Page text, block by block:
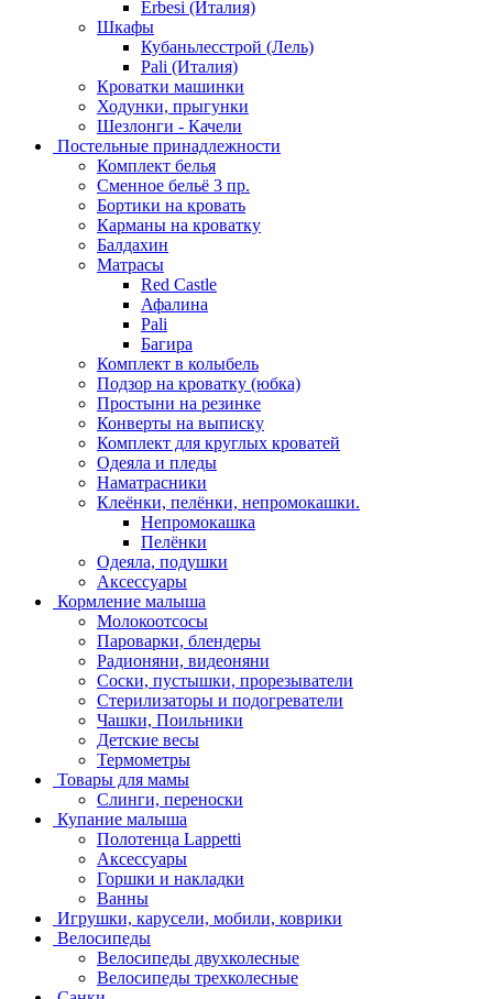
Erbesi (Италия)
Шкафы
Кубаньлесстрой (Лель)
Pali (Италия)
Кроватки машинки
Ходунки, прыгунки
Шезлонги - Качели
Постельные принадлежности
Комплект белья
Сменное бельё 3 пр.
Бортики на кровать
Карманы на кроватку
Балдахин
Матрасы
Red Castle
Афалина
Pali
Багира
Комплект в колыбель
Подзор на кроватку (юбка)
Простыни на резинке
Конверты на выписку
Комплект для круглых кроватей
Одеяла и пледы
Наматрасники
Клеёнки, пелёнки, непромокашки.
Непромокашка
Пелёнки
Одеяла, подушки
Аксессуары
Кормление малыша
Молокоотсосы
Пароварки, блендеры
Радионяни, видеоняни
Соски, пустышки, прорезыватели
Стерилизаторы и подогреватели
Чашки, Поильники
Детские весы
Термометры
Товары для мамы
Слинги, переноски
Купание малыша
Полотенца Lappetti
Аксессуары
Горшки и накладки
Ванны
Игрушки, карусели, мобили, коврики
Велосипеды
Велосипеды двухколесные
Велосипеды трехколесные